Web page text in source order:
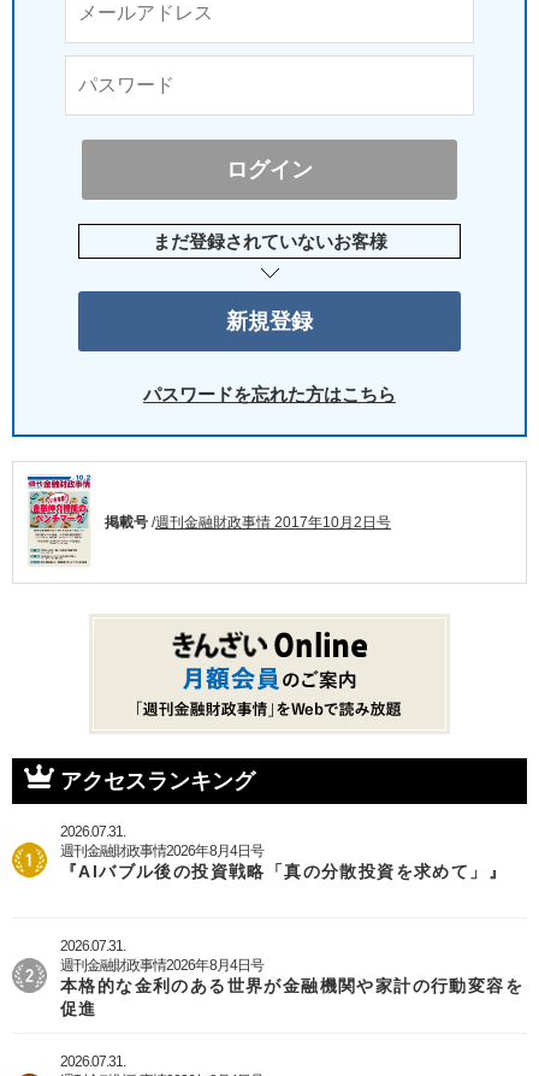
まだ登録されていないお客様
パスワードを忘れた方はこちら
掲載号 /週刊金融財政事情 2017年10月2日号
アクセスランキング
2026.07.31.
週刊金融財政事情2026年8月4日号
『AIバブル後の投資戦略「真の分散投資を求めて」』
2026.07.31.
週刊金融財政事情2026年8月4日号
本格的な金利のある世界が金融機関や家計の行動変容を
促進
2026.07.31.